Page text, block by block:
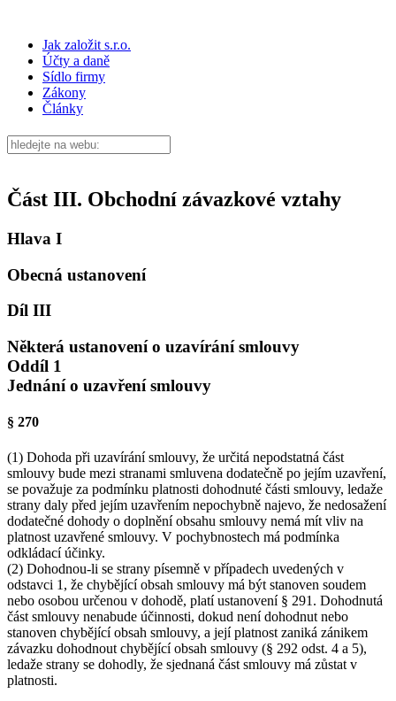
Jak založit s.r.o.
Účty a daně
Sídlo firmy
Zákony
Články
Část III. Obchodní závazkové vztahy
Hlava I
Obecná ustanovení
Díl III
Některá ustanovení o uzavírání smlouvy
Oddíl 1
Jednání o uzavření smlouvy
§ 270
(1) Dohoda při uzavírání smlouvy, že určitá nepodstatná část
smlouvy bude mezi stranami smluvena dodatečně po jejím uzavření,
se považuje za podmínku platnosti dohodnuté části smlouvy, ledaže
strany daly před jejím uzavřením nepochybně najevo, že nedosažení
dodatečné dohody o doplnění obsahu smlouvy nemá mít vliv na
platnost uzavřené smlouvy. V pochybnostech má podmínka
odkládací účinky.
(2) Dohodnou-li se strany písemně v případech uvedených v
odstavci 1, že chybějící obsah smlouvy má být stanoven soudem
nebo osobou určenou v dohodě, platí ustanovení § 291. Dohodnutá
část smlouvy nenabude účinnosti, dokud není dohodnut nebo
stanoven chybějící obsah smlouvy, a její platnost zaniká zánikem
závazku dohodnout chybějící obsah smlouvy (§ 292 odst. 4 a 5),
ledaže strany se dohodly, že sjednaná část smlouvy má zůstat v
platnosti.